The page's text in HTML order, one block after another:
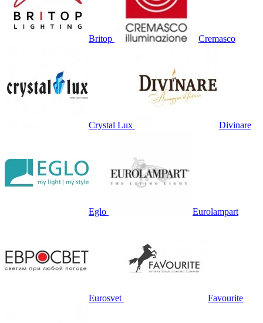
Britop Cremasco
Crystal Lux Divinare
Eglo Eurolampart
Eurosvet Favourite